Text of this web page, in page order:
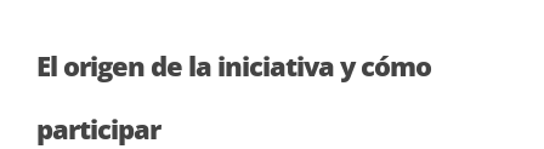
El origen de la iniciativa y cómo
participar